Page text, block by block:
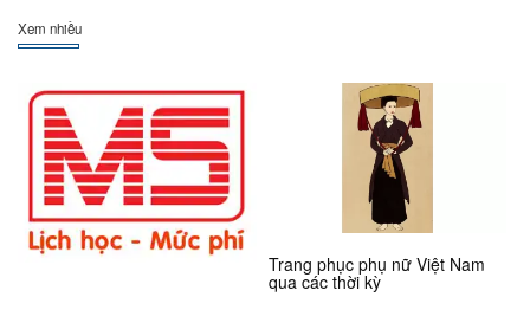
Xem nhiều
Trang phục phụ nữ Việt Nam
qua các thời kỳ